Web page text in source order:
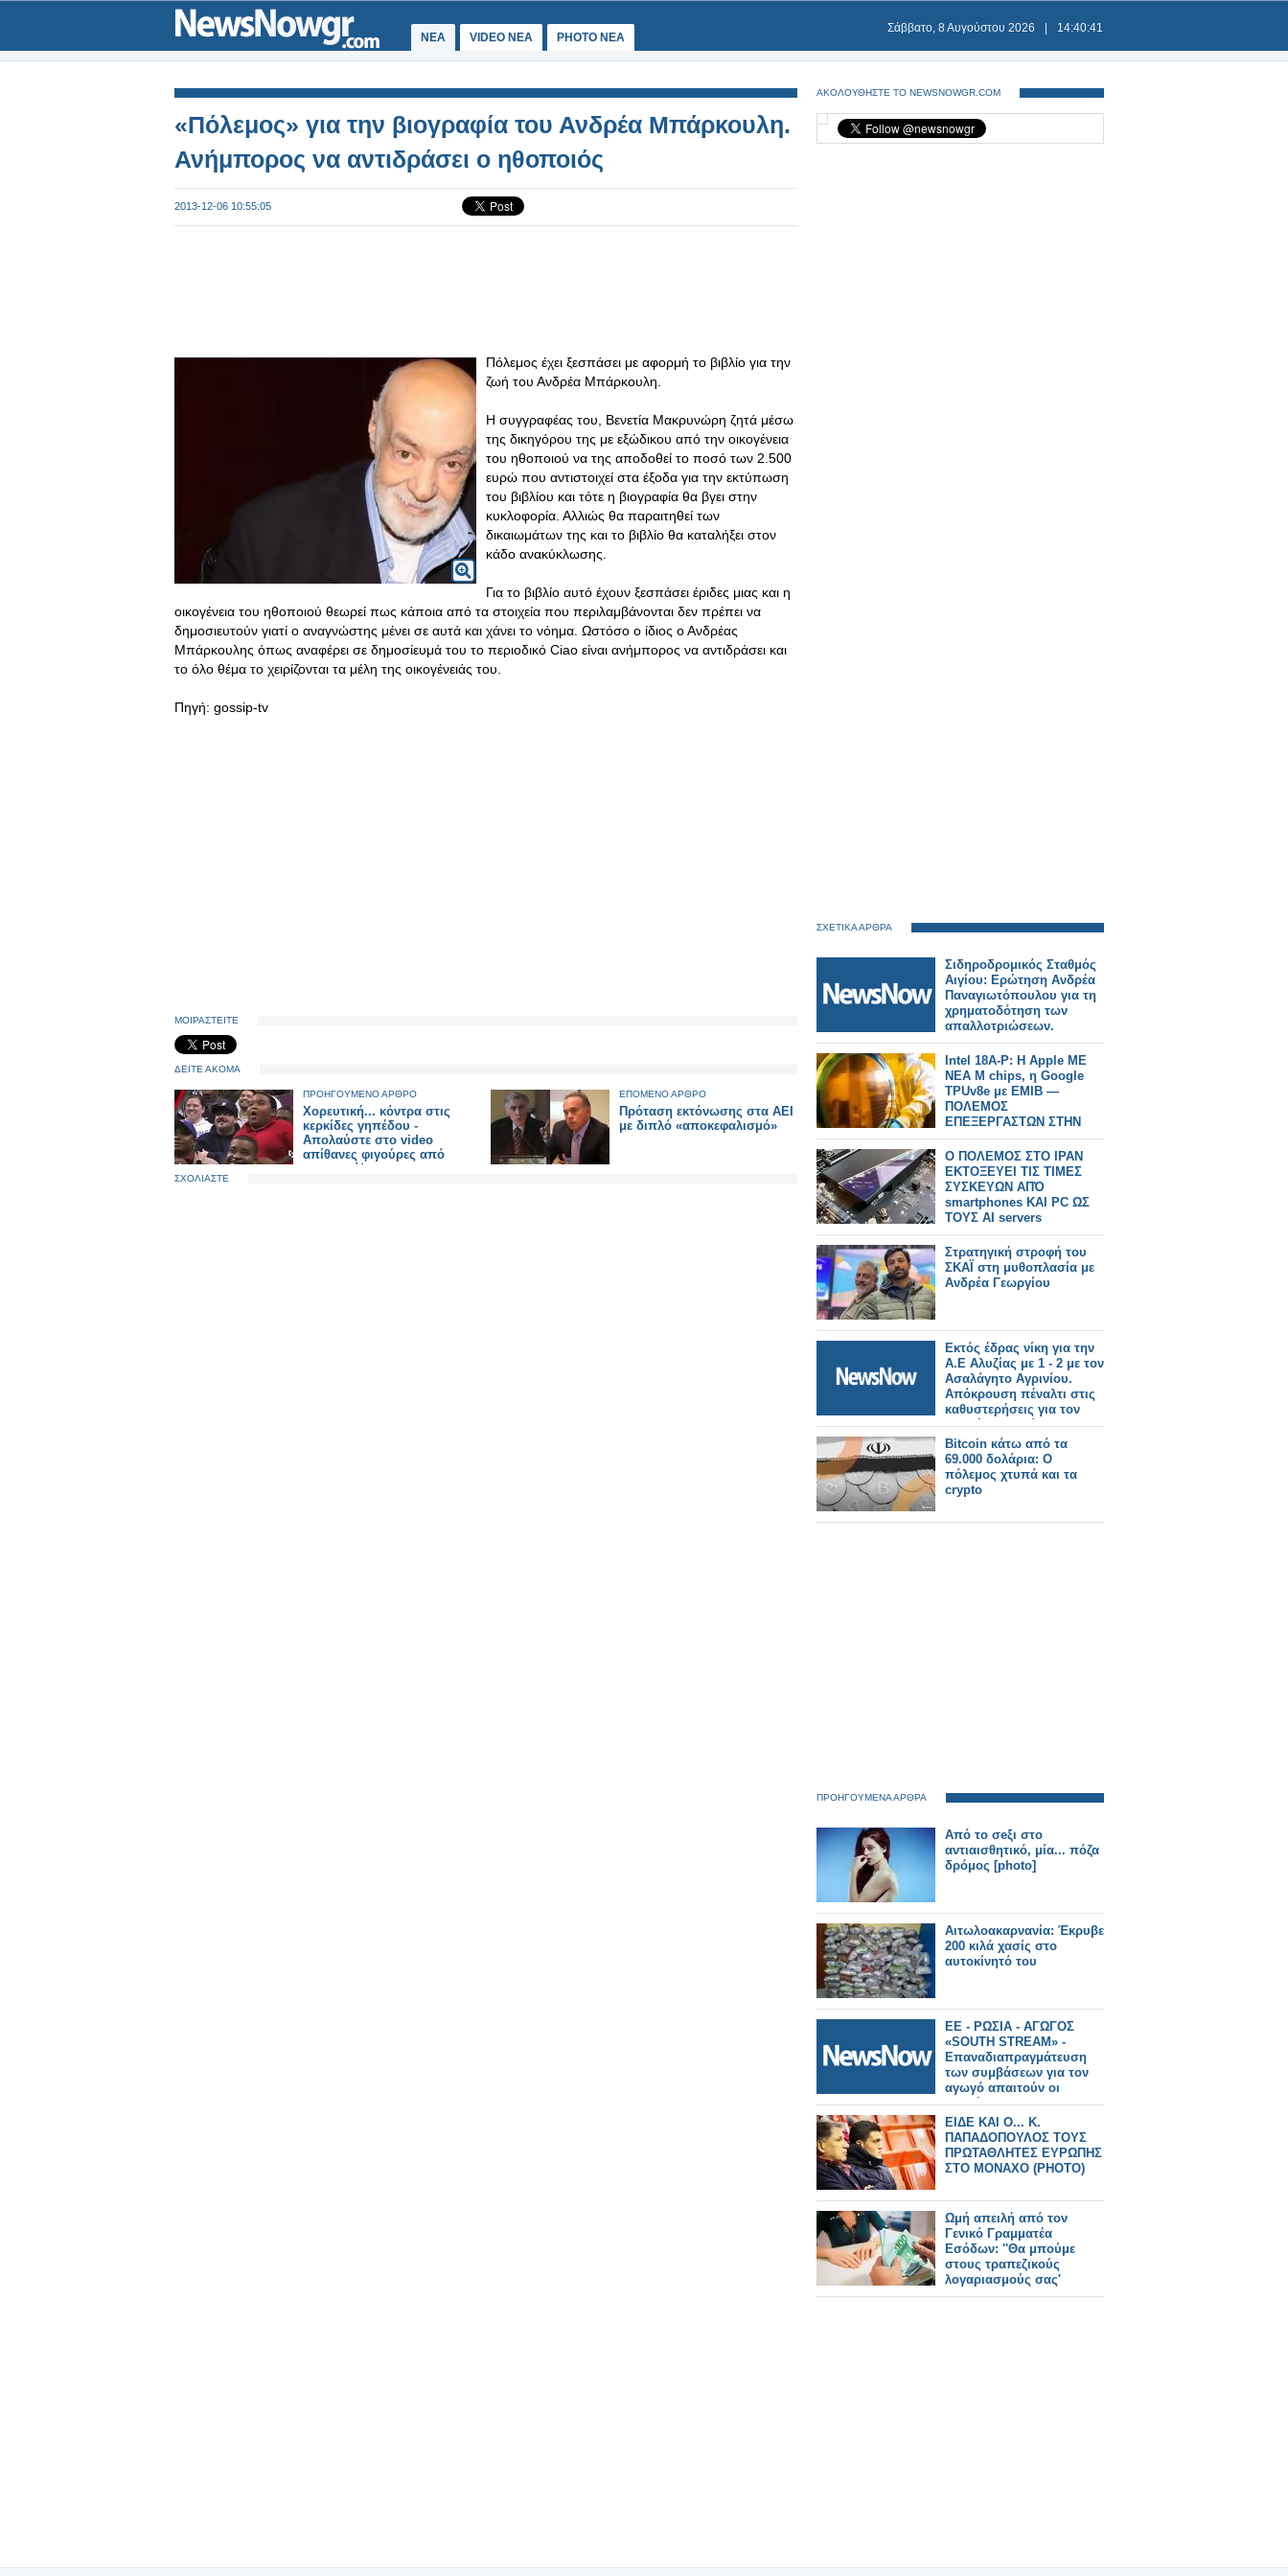
ΝΕΑ VIDEO NEA PHOTO NEA
Σάββατο, 8 Αυγούστου 2026 14:40:42
«Πόλεμος» για την βιογραφία του Ανδρέα Μπάρκουλη.
Ανήμπορος να αντιδράσει ο ηθοποιός
2013-12-06 10:55:05
Πόλεμος έχει ξεσπάσει με αφορμή το βιβλίο για την
ζωή του Ανδρέα Μπάρκουλη.
Η συγγραφέας του, Βενετία Μακρυνώρη ζητά μέσω
της δικηγόρου της με εξώδικου από την οικογένεια
του ηθοποιού να της αποδοθεί το ποσό των 2.500
ευρώ που αντιστοιχεί στα έξοδα για την εκτύπωση
του βιβλίου και τότε η βιογραφία θα βγει στην
κυκλοφορία. Αλλιώς θα παραιτηθεί των
δικαιωμάτων της και το βιβλίο θα καταλήξει στον
κάδο ανακύκλωσης.
Για το βιβλίο αυτό έχουν ξεσπάσει έριδες μιας και η
οικογένεια του ηθοποιού θεωρεί πως κάποια από τα στοιχεία που περιλαμβάνονται δεν πρέπει να
δημοσιευτούν γιατί ο αναγνώστης μένει σε αυτά και χάνει το νόημα. Ωστόσο ο ίδιος ο Ανδρέας
Μπάρκουλης όπως αναφέρει σε δημοσίευμά του το περιοδικό Ciao είναι ανήμπορος να αντιδράσει και
το όλο θέμα το χειρίζονται τα μέλη της οικογένειάς του.
Πηγή: gossip-tv
ΜΟΙΡΑΣΤΕΙΤΕ
ΔΕΙΤΕ ΑΚΟΜΑ
ΠΡΟΗΓΟΥΜΕΝΟ ΑΡΘΡΟ
Χορευτική... κόντρα στις
κερκίδες γηπέδου -
Απολαύστε στο video
απίθανες φιγούρες από
πιτσιρικά!
ΕΠΟΜΕΝΟ ΑΡΘΡΟ
Πρόταση εκτόνωσης στα ΑΕΙ
με διπλό «αποκεφαλισμό»
ΣΧΟΛΙΑΣΤΕ
ΑΚΟΛΟΥΘΗΣΤΕ ΤΟ NEWSNOWGR.COM
ΣΧΕΤΙΚΑ ΑΡΘΡΑ
Σιδηροδρομικός Σταθμός
Αιγίου: Ερώτηση Ανδρέα
Παναγιωτόπουλου για τη
χρηματοδότηση των
απαλλοτριώσεων.
Intel 18A-P: Η Apple ΜΕ
ΝΕΑ M chips, η Google
TPUv8e με EMIB —
ΠΟΛΕΜΟΣ
ΕΠΕΞΕΡΓΑΣΤΩΝ ΣΤΗΝ
ΑΓΟΡΑ
Ο ΠΟΛΕΜΟΣ ΣΤΟ ΙΡΑΝ
ΕΚΤΟΞΕΥΕΙ ΤΙΣ ΤΙΜΕΣ
ΣΥΣΚΕΥΩΝ ΑΠΌ
smartphones ΚΑΙ PC ΩΣ
ΤΟΥΣ AI servers
Στρατηγική στροφή του
ΣΚΑΪ στη μυθοπλασία με
Ανδρέα Γεωργίου
Εκτός έδρας νίκη για την
Α.Ε Αλυζίας με 1 - 2 με τον
Ασαλάγητο Αγρινίου.
Απόκρουση πέναλτι στις
καθυστερήσεις για τον
Ανδρέα Γιαννείο, που
έδωσε την άνοδο στη Β'
κατηγορία από σήμερα
(video και φωτογραφίες).
Bitcoin κάτω από τα
69.000 δολάρια: Ο
πόλεμος χτυπά και τα
crypto
ΠΡΟΗΓΟΥΜΕΝΑ ΑΡΘΡΑ
Από το σeξι στο
αντιαισθητικό, μία... πόζα
δρόμος [photo]
Αιτωλοακαρνανία: Έκρυβε
200 κιλά χασίς στο
αυτοκίνητό του
ΕΕ - ΡΩΣΙΑ - ΑΓΩΓΟΣ
«SOUTH STREAM» -
Επαναδιαπραγμάτευση
των συμβάσεων για τον
αγωγό απαιτούν οι
Βρυξέλλες
ΕΙΔΕ ΚΑΙ Ο... Κ.
ΠΑΠΑΔΟΠΟΥΛΟΣ ΤΟΥΣ
ΠΡΩΤΑΘΛΗΤΕΣ ΕΥΡΩΠΗΣ
ΣΤΟ ΜΟΝΑΧΟ (ΡΗΟΤΟ)
Ωμή απειλή από τον
Γενικό Γραμματέα
Εσόδων: ''Θα μπούμε
στους τραπεζικούς
λογαριασμούς σας'